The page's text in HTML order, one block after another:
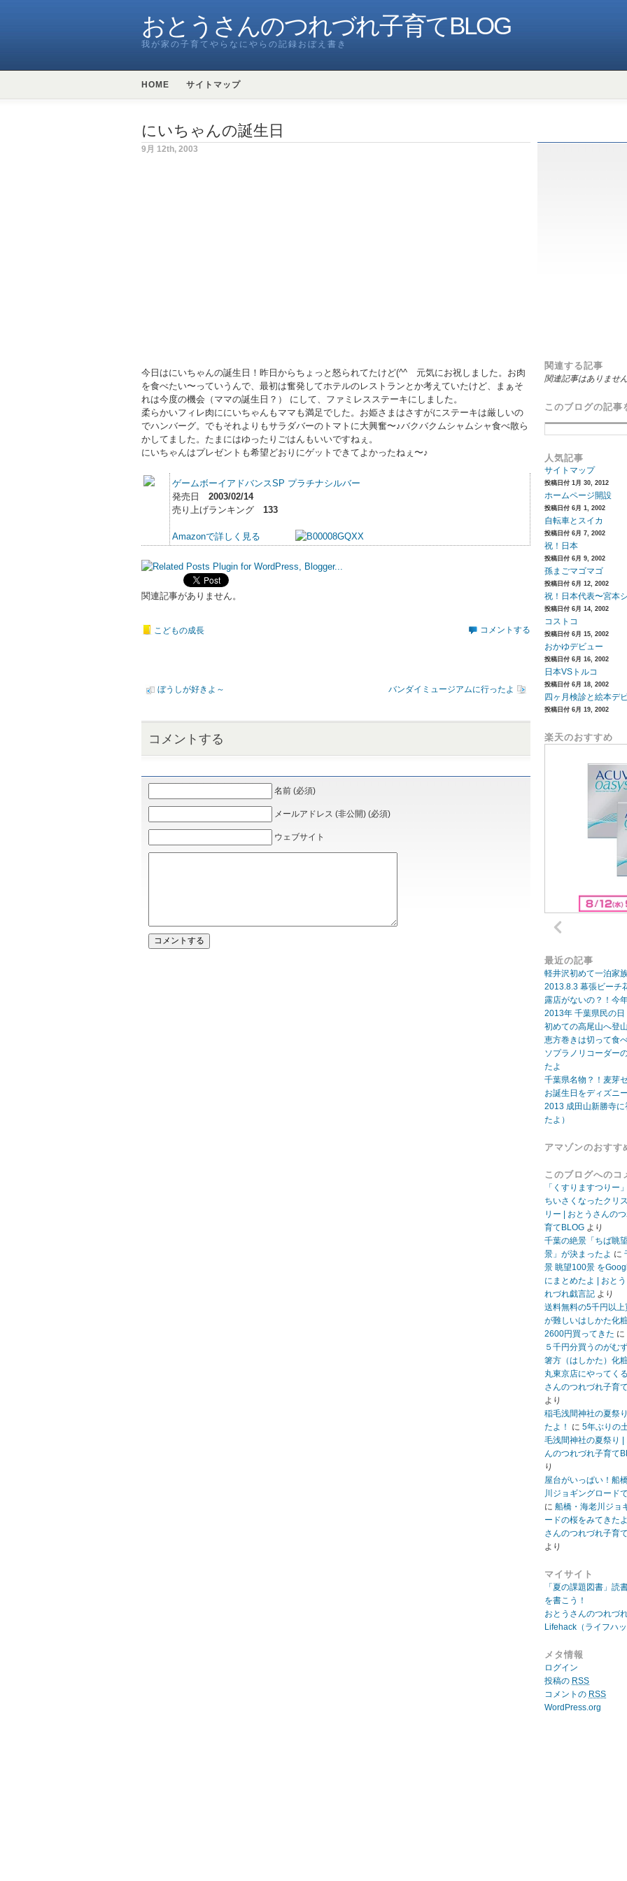
おとうさんのつれづれ子育てBLOG
我が家の子育てやらなにやらの記録おぼえ書き
HOME サイトマップ
にいちゃんの誕生日
9月 12th, 2003
今日はにいちゃんの誕生日！昨日からちょっと怒られてたけど(^^ゞ元気にお祝しました。お肉
を食べたい〜っていうんで、最初は奮発してホテルのレストランとか考えていたけど、まぁそ
れは今度の機会（ママの誕生日？） にして、ファミレスステーキにしました。
柔らかいフィレ肉ににいちゃんもママも満足でした。お姫さまはさすがにステーキは厳しいの
でハンバーグ。でもそれよりもサラダバーのトマトに大興奮〜♪バクバクムシャムシャ食べ散ら
かしてました。たまにはゆったりごはんもいいですねぇ。
にいちゃんはプレゼントも希望どおりにゲットできてよかったねぇ〜♪
ゲームボーイアドバンスSP プラチナシルバー
発売日 2003/02/14
売り上げランキング 133
Amazonで詳しく見る
関連記事がありません。
こどもの成長 コメントする
ぼうしが好きよ～ バンダイミュージアムに行ったよ
コメントする
名前 (必須)
メールアドレス (非公開) (必須)
ウェブサイト
関連する記事
関連記事はありませ
このブログの記事
人気記事
サイトマップ
投稿日付 1月 30, 2012
ホームページ開設
投稿日付 6月 1, 2002
自転車とスイカ
投稿日付 6月 7, 2002
祝！日本
投稿日付 6月 9, 2002
孫まごマゴマゴ
投稿日付 6月 12, 2002
祝！日本代表〜宮本
投稿日付 6月 14, 2002
コストコ
投稿日付 6月 15, 2002
おかゆデビュー
投稿日付 6月 16, 2002
日本VSトルコ
投稿日付 6月 18, 2002
四ヶ月検診と絵本デ
投稿日付 6月 19, 2002
楽天のおすすめ
最近の記事
軽井沢初めて一泊家
2013.8.3 幕張ビーチ
露店がないの？！今
2013年 千葉県民の
初めての高尾山へ登
恵方巻きは切って食
ソプラノリコーダー
たよ
千葉県名物？！麦芽
お誕生日をディズニ
2013 成田山新勝寺
たよ）
アマゾンのおすす
このブログへのコ
「くすりますつりー
ちいさくなったクリ
リー | おとうさんの
育てBLOG より
千葉の絶景「ちば眺
景」が決まったよ に
景 眺望100景 を
にまとめたよ | おと
れづれ戯言記 より
送料無料の5千円以上
が難しいはしかた化
2600円買ってきた に
５千円分買うのがむ
箸方（はしかた）化
丸東京店にやってく
さんのつれづれ子育
より
稲毛浅間神社の夏祭
たよ！
に 5年ぶりの
毛浅間神社の夏祭り |
んのつれづれ子育て
り
屋台がいっぱい！船
川ジョギングロード
に 船橋・海老川ジョ
ードの桜をみてきた
さんのつれづれ子育
より
マイサイト
「夏の課題図書」読
を書こう！
おとうさんのつれづ
Lifehack（ライフハ
メタ情報
ログイン
投稿の RSS
コメントの RSS
WordPress.org